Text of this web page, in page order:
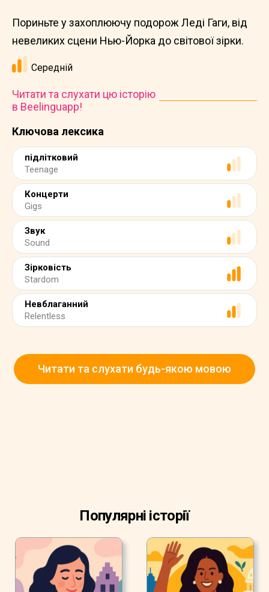
Ключова лексика
підлітковий
Teenage
Концерти
Gigs
Звук
Sound
Зірковість
Stardom
Невблаганний
Relentless
Пориньте у захоплюючу подорож Леді Гаги, від
невеликих сцени Нью-Йорка до світової зірки.
Середній
Читати та слухати цю історію
в Beelinguapp!
Читати та слухати будь-якою мовою
Популярні історії